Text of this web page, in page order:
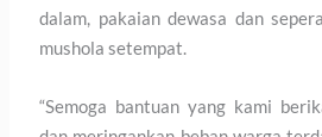
dalam, pakaian dewasa dan
mushola setempat.
“Semoga bantuan yang kami